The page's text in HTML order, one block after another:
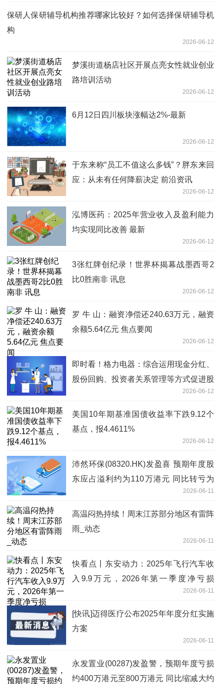
保研人保研辅导机构推荐哪家比较好？如何选择保研辅导机
构
2026-06-12
梦溪街道杨店社区开展点亮女性就业创业
路培训活动
2026-06-12
6月12日四川板块涨幅达2%-最新
2026-06-12
于东来称“员工不值这么多钱”？胖东来回
应：从未有任何降薪决定 前沿资讯
2026-06-12
泓博医药：2025年营业收入及盈利能力
均实现同比改善 最新
2026-06-12
3张红牌创纪录！世界杯揭幕战墨西哥2
比0胜南非 讯息
2026-06-12
罗 牛 山：融资净偿还240.63万元，融资
余额5.64亿元 焦点要闻
2026-06-12
即时看！格力电器：综合运用现金分红、
股份回购、投资者关系管理等方式促进股
2026-06-12
美国10年期基准国债收益率下跌9.12个
基点，报4.4611%
2026-06-12
沛然环保(08320.HK)发盈喜 预期年度股
东应占溢利约为110万港元 同比转亏为
2026-06-11
高温闷热持续！周末江苏部分地区有雷阵
雨_动态
2026-06-11
快看点丨东安动力：2025年飞行汽车收
入9.9万元，2026年第一季度净亏损
2026-06-11
[快讯]迈得医疗公布2025年年度分红实施
方案
2026-06-11
永发置业(00287)发盈警，预期年度亏损
约400万港元至800万港元 同比缩减大约